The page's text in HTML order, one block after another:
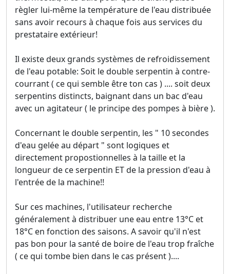
règler lui-même la température de l'eau distribuée
sans avoir recours à chaque fois aus services du
prestataire extérieur!
Il existe deux grands systèmes de refroidissement
de l'eau potable: Soit le double serpentin à contre-
courrant ( ce qui semble être ton cas ) .... soit deux
serpentins distincts, baignant dans un bac d'eau
avec un agitateur ( le principe des pompes à bière ).
Concernant le double serpentin, les " 10 secondes
d'eau gelée au départ " sont logiques et
directement propostionnelles à la taille et la
longueur de ce serpentin ET de la pression d'eau à
l'entrée de la machine!!
Sur ces machines, l'utilisateur recherche
généralement à distribuer une eau entre 13°C et
18°C en fonction des saisons. A savoir qu'il n'est
pas bon pour la santé de boire de l'eau trop fraîche
( ce qui tombe bien dans le cas présent )....